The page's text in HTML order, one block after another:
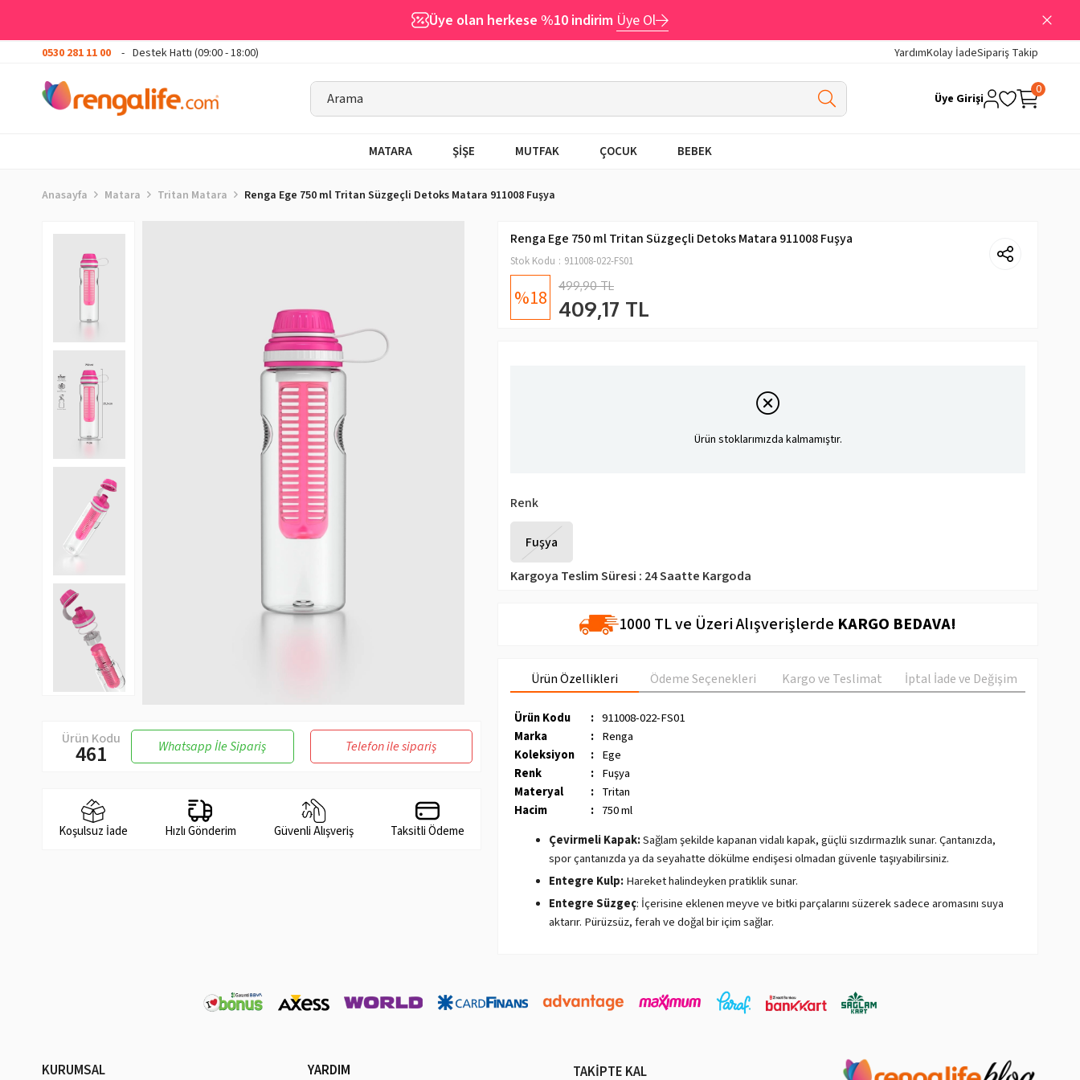
Üye olan herkese %10 indirim Üye Ol
0530 281 11 00 Destek Hattı (09:00 - 18:00) YardımKolay İadeSipariş Takip
Üye Girişi
0
MATARA ŞİŞE MUTFAK ÇOCUK BEBEK
Anasayfa Matara Tritan Matara Renga Ege 750 ml Tritan Süzgeçli Detoks Matara 911008 Fuşya
Ürün Kodu
461 Whatsapp İle Sipariş Telefon ile sipariş
Koşulsuz İade Hızlı Gönderim Güvenli Alışveriş Taksitli Ödeme
Renga Ege 750 ml Tritan Süzgeçli Detoks Matara 911008 Fuşya
Stok Kodu 911008-022-FS01
18 499,90 TL
409,17 TL
Ürün stoklarımızda kalmamıştır.
Renk
Fuşya
Kargoya Teslim Süresi : 24 Saatte Kargoda
1000 TL ve Üzeri Alışverişlerde KARGO BEDAVA!
Ürün Özellikleri Ödeme Seçenekleri Kargo ve Teslimat İptal İade ve Değişim
Ürün Kodu : 911008-022-FS01
Marka
: Renga
Koleksiyon
: Ege
Renk
: Fuşya
Materyal
: Tritan
Hacim
: 750 ml
Çevirmeli Kapak:Sağlam şekilde kapanan vidalı kapak, güçlü sızdırmazlık sunar. Çantanızda,
spor çantanızda ya da seyahatte dökülme endişesi olmadan güvenle taşıyabilirsiniz.
Entegre Kulp:Hareket halindeyken pratiklik sunar.
Entegre Süzgeç: İçerisine eklenen meyve ve bitki parçalarını süzerek sadece aromasını suya
aktarır. Pürüzsüz, ferah ve doğal bir içim sağlar.
düşünülmektedir. Tritan, BPA içermez, bu nedenle suyunuzun BPA'dan korunmasına yardımcı olur.
düşürme veya çarpma gibi kazalardan korur.
KURUMSAL YARDIM TAKİPTE KAL